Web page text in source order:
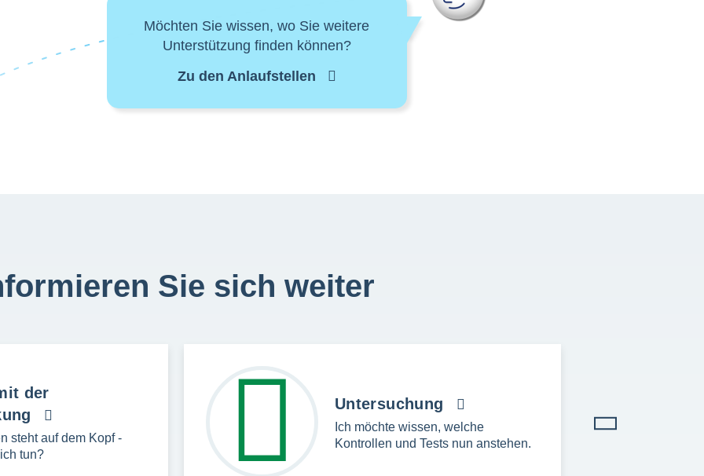
Möchten Sie wissen, wo Sie weitere
Unterstützung finden können?
Zu den Anlaufstellen
Sie sich weiter
der
steht auf dem Kopf -
tun?
Untersuchung
Ich möchte wissen, welche
Kontrollen und Tests nun anstehen.